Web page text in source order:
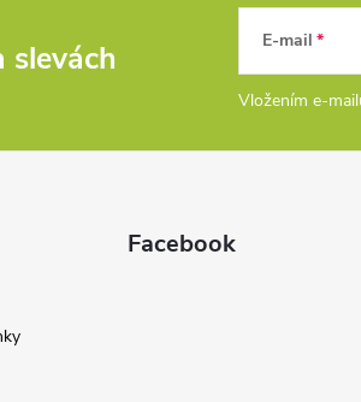
slevách E-mail
Vložením e-
Facebook